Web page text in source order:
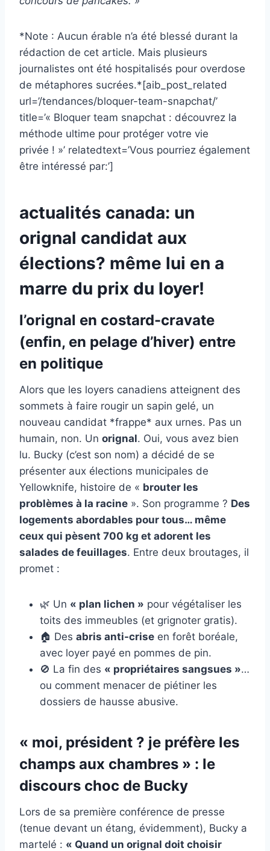
*Note : Aucun érable n’a été blessé durant la
rédaction de cet article. Mais plusieurs
journalistes ont été hospitalisés pour overdose
de métaphores sucrées.*[aib_post_related
url=’/tendances/bloquer-team-snapchat/’
title=’« Bloquer team snapchat : découvrez la
méthode ultime pour protéger votre vie
privée ! »’ relatedtext=’Vous pourriez également
être intéressé par:’]
actualités canada: un
orignal candidat aux
élections? même lui en a
marre du prix du loyer!
l’orignal en costard-cravate
(enfin, en pelage d’hiver) entre
en politique
Alors que les loyers canadiens atteignent des
sommets à faire rougir un sapin gelé, un
nouveau candidat *frappe* aux urnes. Pas un
humain, non. Un orignal. Oui, vous avez bien
lu. Bucky (c’est son nom) a décidé de se
présenter aux élections municipales de
Yellowknife, histoire de « brouter les
problèmes à la racine ». Son programme ? Des
logements abordables pour tous… même
ceux qui pèsent 700 kg et adorent les
salades de feuillages. Entre deux broutages, il
promet :
🌿 Un « plan lichen » pour végétaliser les
toits des immeubles (et grignoter gratis).
🏠 Des abris anti-crise en forêt boréale,
avec loyer payé en pommes de pin.
🚫 La fin des « propriétaires sangsues »…
ou comment menacer de piétiner les
dossiers de hausse abusive.
« moi, président ? je préfère les
champs aux chambres » : le
discours choc de Bucky
Lors de sa première conférence de presse
(tenue devant un étang, évidemment), Bucky a
martelé : « Quand un orignal doit choisir